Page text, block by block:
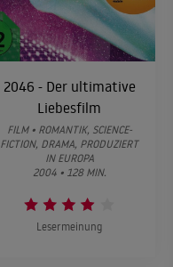
2046 - Der ultimative
Liebesfilm
FILM • ROMANTIK, SCIENCE-
FICTION, DRAMA, PRODUZIERT
IN EUROPA
2004 • 128 MIN.
Lesermeinung